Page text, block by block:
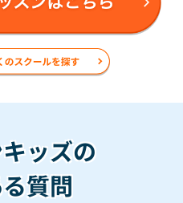
ッズの
質問